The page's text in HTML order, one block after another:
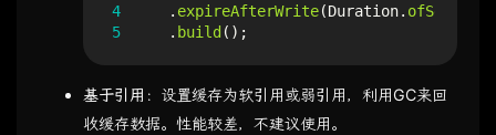
4
5
. expireAfterWrite(Duration. ofSeconds
. build ();
基于引用 ：设置缓存为软引用或弱引用，利用GC来回
收缓存数据。性能较差，不建议使用。